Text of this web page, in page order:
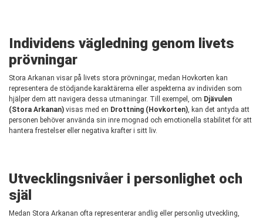
Individens vägledning genom livets
prövningar
Stora Arkanan visar på livets stora prövningar, medan Hovkorten kan
representera de stödjande karaktärerna eller aspekterna av individen som
hjälper dem att navigera dessa utmaningar. Till exempel, om Djävulen
(Stora Arkanan) visas med en Drottning (Hovkorten) , kan det antyda att
personen behöver använda sin inre mognad och emotionella stabilitet för att
hantera frestelser eller negativa krafter i sitt liv.
Utvecklingsnivåer i personlighet och
själ
Medan Stora Arkanan ofta representerar andlig eller personlig utveckling,